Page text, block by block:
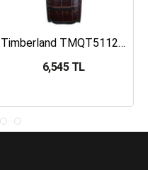
Timberland TMQT5112401 Erkek Kol Saati
6,545 TL